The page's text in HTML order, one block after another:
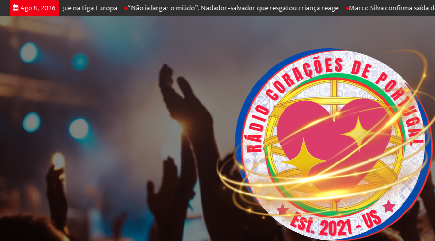
Ago 8, 2026
e prossegue na Liga Europa “Não ia largar o miúdo”. Nadador-salvador que resgatou criança reage Marco Silva confirma saída de